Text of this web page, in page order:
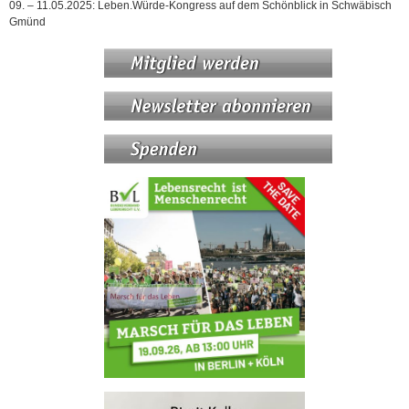
09. – 11.05.2025: Leben.Würde-Kongress auf dem Schönblick in Schwäbisch
Gmünd